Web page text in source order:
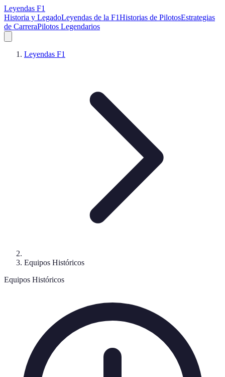
Leyendas F1
Historia y LegadoLeyendas de la F1Historias de PilotosEstrategias
de CarreraPilotos Legendarios
Leyendas F1
Equipos Históricos
Equipos Históricos